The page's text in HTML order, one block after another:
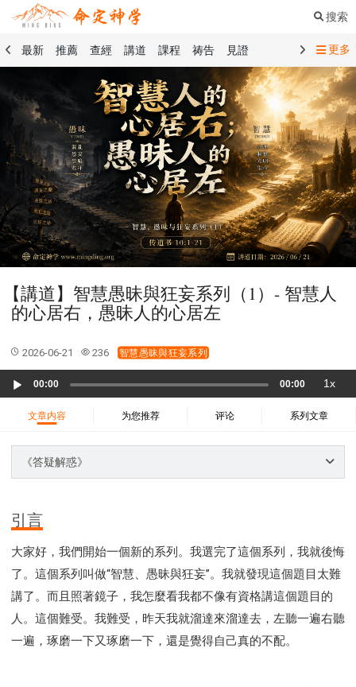
搜索
最新 推薦 查經 講道 課程 祷告
見證
命定神學
留言板
禱告精選
查經精選 講道精選
課程精選
見證精選
創世記 馬太福音
傳道書
洗禮禮文
聖餐禮文 01 創世記
02 出埃及記
03 利未記
04 民數記 05 申命記
06 約書亞記
07 士師記
08 路得記
09 撒母耳記上
10 撒母耳記下
11 列王紀上
12 列王紀下
15 以斯拉記
16 尼希米記 17 以斯帖記
18 約伯記
19 詩篇
20 箴言 21 傳道書
23 以賽亞書
25 耶利米哀歌
27 但以理書
28 何西阿書
29 約珥書
30 阿摩司書 31 俄巴底亞書
37 哈該書
38 撒迦利亞書
39 瑪拉基書
40 馬太福音
41 馬可福音
42 路加福音
49 以弗所書
52 帖撒羅尼迦前書
53 帖撒羅尼迦後書
57 腓利門書
63 約翰二書
64 約翰三書 66 啟示錄
聖經故事
教會
爭戰 信望愛 學習
時間管理和學習方法
愛神
喜樂 管理 信仰根基 命定
建立榮耀教會
趕鬼
認識魔鬼的詭計
神所喜悅的人
彰顯神憤怒的器皿
新時代基督教變革研討會
更多
【講道】智慧愚昧與狂妄系列（1）- 智慧人
的心居右，愚昧人的心居左
2026-06-21 236 智慧愚昧與狂妄系列
Player
00:00 00:00 1x
文章内容 为您推荐 评论 系列文章
《答疑解惑》
引言
大家好，我們開始一個新的系列。我選完了這個系列，我就後悔
了。這個系列叫做“智慧、愚昧與狂妄”。我就發現這個題目太難
講了。而且照著鏡子，我怎麼看我都不像有資格講這個題目的
人。這個難受。我難受，昨天我就溜達來溜達去，左聽一遍右聽
一遍，琢磨一下又琢磨一下，還是覺得自己真的不配。